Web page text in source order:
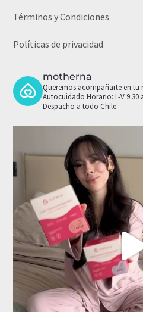
Términos y Condiciones
Políticas de privacidad
motherna
Queremos acompañarte en tu
Autocuidado Horario: L-V 9:30
Despacho a todo Chile.